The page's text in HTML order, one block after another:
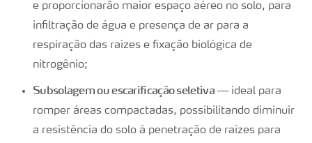
e proporcionarão maior espaço aéreo no solo, para
infiltração de água e presença de ar para a
respiração das raízes e fixação biológica de
nitrogênio;
Subsolagem ou escarificação seletiva —ideal para
romper áreas compactadas, possibilitando diminuir
a resistência do solo à penetração de raízes para